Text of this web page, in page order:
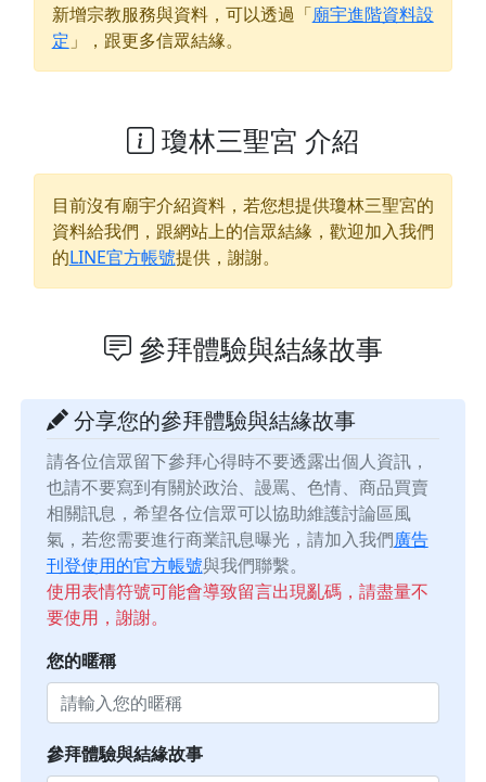
新增宗教服務與資料，可以透過「廟宇進階資料設
定 」，跟更多信眾結緣。
瓊林三聖宮 介紹
目前沒有廟宇介紹資料，若您想提供瓊林三聖宮的
資料給我們，跟網站上的信眾結緣，歡迎加入我們
的LINE官方帳號提供，謝謝。
參拜體驗與結緣故事
分享您的參拜體驗與結緣故事
請各位信眾留下參拜心得時不要透露出個人資訊，
也請不要寫到有關於政治、謾罵、色情、商品買賣
相關訊息，希望各位信眾可以協助維護討論區風
氣，若您需要進行商業訊息曝光，請加入我們廣告
刊登使用的官方帳號與我們聯繫。
使用表情符號可能會導致留言出現亂碼，請盡量不
要使用，謝謝。
您的暱稱
參拜體驗與結緣故事